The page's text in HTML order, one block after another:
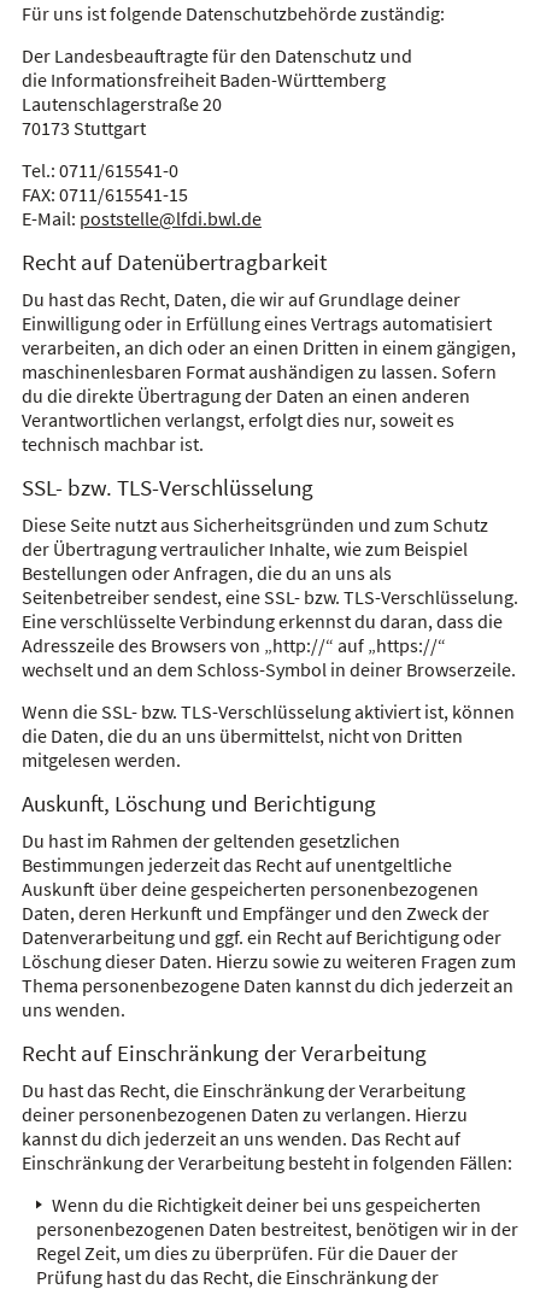
Für uns ist folgende Datenschutzbehörde zuständig:
Der Landesbeauftragte für den Datenschutz und
die Informationsfreiheit Baden-Württemberg
Lautenschlagerstraße 20
70173 Stuttgart
Tel.: 0711/615541-0
FAX: 0711/615541-15
E-Mail: poststelle@lfdi.bwl.de
Recht auf Datenübertragbarkeit
Du hast das Recht, Daten, die wir auf Grundlage deiner
Einwilligung oder in Erfüllung eines Vertrags automatisiert
verarbeiten, an dich oder an einen Dritten in einem gängigen,
maschinenlesbaren Format aushändigen zu lassen. Sofern
du die direkte Übertragung der Daten an einen anderen
Verantwortlichen verlangst, erfolgt dies nur, soweit es
technisch machbar ist.
SSL- bzw. TLS-Verschlüsselung
Diese Seite nutzt aus Sicherheitsgründen und zum Schutz
der Übertragung vertraulicher Inhalte, wie zum Beispiel
Bestellungen oder Anfragen, die du an uns als
Seitenbetreiber sendest, eine SSL- bzw. TLS-Verschlüsselung.
Eine verschlüsselte Verbindung erkennst du daran, dass die
Adresszeile des Browsers von „http://“ auf „https://“
wechselt und an dem Schloss-Symbol in deiner Browserzeile.
Wenn die SSL- bzw. TLS-Verschlüsselung aktiviert ist, können
die Daten, die du an uns übermittelst, nicht von Dritten
mitgelesen werden.
Auskunft, Löschung und Berichtigung
Du hast im Rahmen der geltenden gesetzlichen
Bestimmungen jederzeit das Recht auf unentgeltliche
Auskunft über deine gespeicherten personenbezogenen
Daten, deren Herkunft und Empfänger und den Zweck der
Datenverarbeitung und ggf. ein Recht auf Berichtigung oder
Löschung dieser Daten. Hierzu sowie zu weiteren Fragen zum
Thema personenbezogene Daten kannst du dich jederzeit an
uns wenden.
Recht auf Einschränkung der Verarbeitung
Du hast das Recht, die Einschränkung der Verarbeitung
deiner personenbezogenen Daten zu verlangen. Hierzu
kannst du dich jederzeit an uns wenden. Das Recht auf
Einschränkung der Verarbeitung besteht in folgenden Fällen:
Wenn du die Richtigkeit deiner bei uns gespeicherten
personenbezogenen Daten bestreitest, benötigen wir in der
Regel Zeit, um dies zu überprüfen. Für die Dauer der
Prüfung hast du das Recht, die Einschränkung der